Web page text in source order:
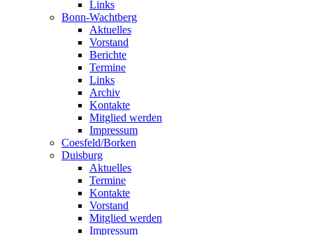
Links
Bonn-Wachtberg
Aktuelles
Vorstand
Berichte
Termine
Links
Archiv
Kontakte
Mitglied werden
Impressum
Coesfeld/Borken
Duisburg
Aktuelles
Termine
Kontakte
Vorstand
Mitglied werden
Impressum